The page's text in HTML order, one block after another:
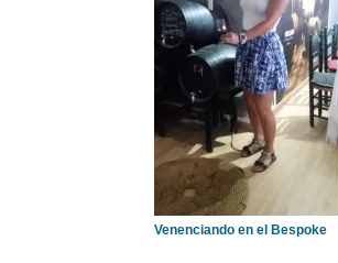
Venenciando en el Bespoke